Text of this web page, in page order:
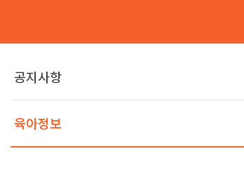
공지사항
육아정보